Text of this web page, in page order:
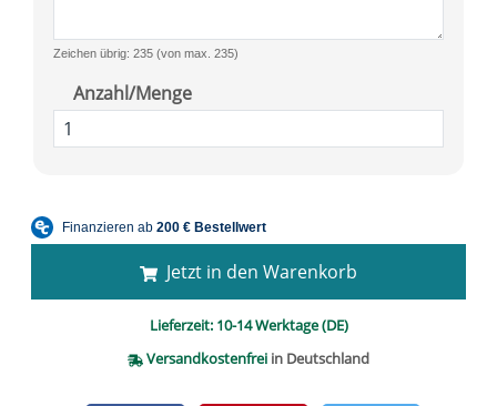
Zeichen übrig: 235 (von max. 235)
Anzahl/Menge
Jetzt in den Warenkorb
Lieferzeit:10-14 Werktage (DE)
Versandkostenfrei in Deutschland